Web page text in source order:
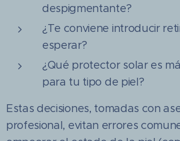
despigmentante?
¿Te conviene introducir
esperar?
¿Qué protector solar es
para tu tipo de piel?
Estas decisiones, tomadas con
profesional, evitan errores